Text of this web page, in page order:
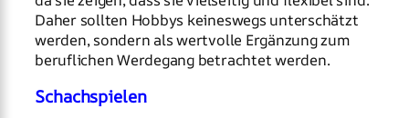
Daher sollten Hobbys keineswegs unterschätzt
werden, sondern als wertvolle Ergänzung zum
beruflichen Werdegang betrachtet werden.
Schachspielen